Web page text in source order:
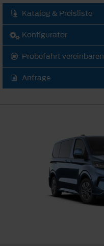
Katalog & Preisliste
Konfigurator
Probefahrt vereinbaren
Anfrage